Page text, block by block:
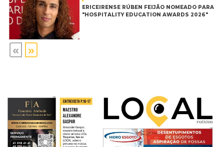
ERICEIRENSE RÚBEN FEIJÃO NOMEADO PARA
"HOSPITALITY EDUCATION AWARDS 2026"
« »